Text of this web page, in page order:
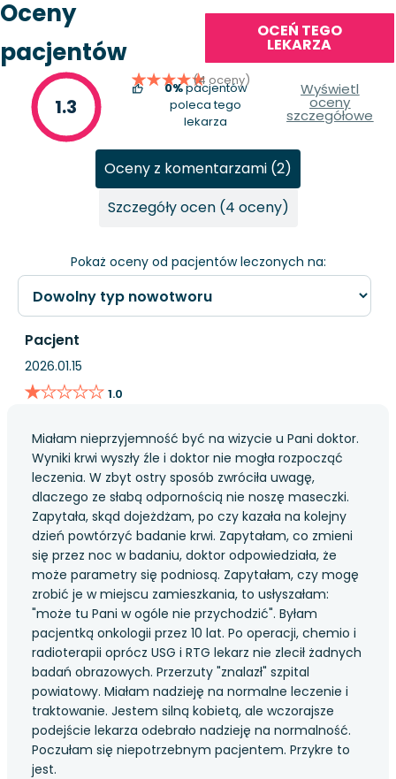
Oceny
pacjentów
OCEŃ TEGO
LEKARZA
1.3
(4 oceny)
0%pacjentów
poleca tego
lekarza
Wyświetl
oceny
szczegółowe
Pokaż oceny od pacjentów leczonych na:
Oceny z komentarzami (2)
Szczegóły ocen (4 oceny)
Pacjent
2026.01.15
★★★★★
★★★★★ 1.0
Miałam nieprzyjemność być na wizycie u Pani doktor.
Wyniki krwi wyszły źle i doktor nie mogła rozpocząć
leczenia. W zbyt ostry sposób zwróciła uwagę,
dlaczego ze słabą odpornością nie noszę maseczki.
Zapytała, skąd dojeżdżam, po czy kazała na kolejny
dzień powtórzyć badanie krwi. Zapytałam, co zmieni
się przez noc w badaniu, doktor odpowiedziała, że
może parametry się podniosą. Zapytałam, czy mogę
zrobić je w miejscu zamieszkania, to usłyszałam:
"może tu Pani w ogóle nie przychodzić". Byłam
pacjentką onkologii przez 10 lat. Po operacji, chemio i
radioterapii oprócz USG i RTG lekarz nie zlecił żadnych
badań obrazowych. Przerzuty "znalazł" szpital
powiatowy. Miałam nadzieję na normalne leczenie i
traktowanie. Jestem silną kobietą, ale wczorajsze
podejście lekarza odebrało nadzieję na normalność.
Poczułam się niepotrzebnym pacjentem. Przykre to
jest.